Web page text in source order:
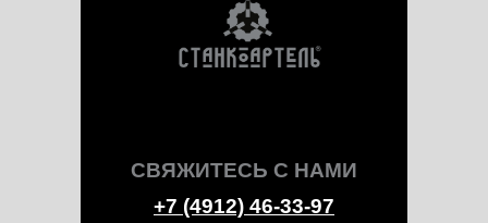
СВЯЖИТЕСЬ С НАМИ
+7 (4912) 46-33-97